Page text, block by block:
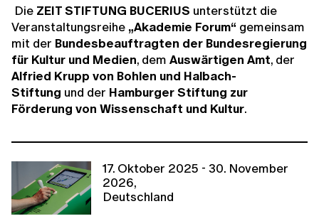
Die ZEIT STIFTUNG BUCERIUS unterstützt die
Veranstaltungsreihe „Akademie Forum“ gemeinsam
mit der Bundesbeauftragten der Bundesregierung
für Kultur und Medien, dem Auswärtigen Amt, der
Alfried Krupp von Bohlen und Halbach-
Stiftung und der Hamburger Stiftung zur
Förderung von Wissenschaft und Kultur.
17. Oktober 2025 - 30. November
2026,
Deutschland